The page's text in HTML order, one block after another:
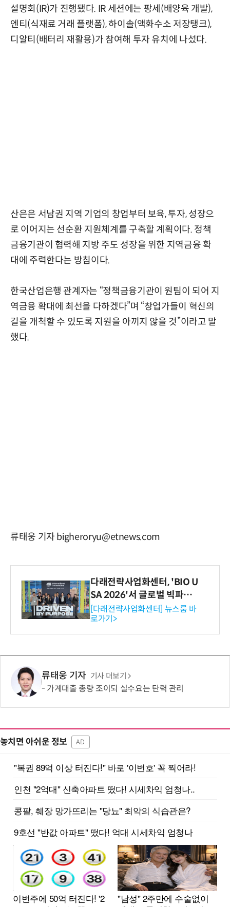
설명회(IR)가 진행됐다. IR 세션에는 팡세(배양육 개발),
엔티(식재료 거래 플랫폼), 하이솔(액화수소 저장탱크),
디알티(배터리 재활용)가 참여해 투자 유치에 나섰다.
산은은 서남권 지역 기업의 창업부터 보육, 투자, 성장으
로 이어지는 선순환 지원체계를 구축할 계획이다. 정책
금융기관이 협력해 지방 주도 성장을 위한 지역금융 확
대에 주력한다는 방침이다.
한국산업은행 관계자는 “정책금융기관이 원팀이 되어 지
역금융 확대에 최선을 다하겠다”며 “창업가들이 혁신의
길을 개척할 수 있도록 지원을 아끼지 않을 것”이라고 말
했다.
류태웅 기자 bigheroryu@etnews.com
다래전략사업화센터, 'BIO U
SA 2026'서 글로벌 빅파마
와의 비즈니스 미팅 지원…K
-바이오 해외 진출 교두보 확
보
[다래전략사업화센터] 뉴스룸 바
로가기>
류태웅 기자 기사 더보기
가계대출 총량 조이되 실수요는 탄력 관리
놓치면 아쉬운 정보 AD